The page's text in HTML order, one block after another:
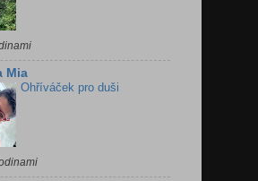
Mia
Ohříváček pro duši